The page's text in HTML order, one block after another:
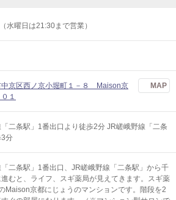
水曜日は21:30まで営業）
中京区西ノ京小堀町１－８ Maison京
１
MAP
二条駅」1番出口より徒歩2分 JR嵯峨野線「二条
分
二条駅」1番出口、JR嵯峨野線「二条駅」から千
むと、ライフ、スギ薬局が見えてきます。スギ薬
Maison京都にじょうのマンションです。階段を2